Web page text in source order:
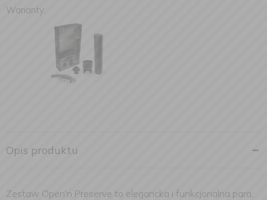
Warianty:
Opis produktu
Zestaw Open'n Preserve to elegancka i funkcjonalna para,